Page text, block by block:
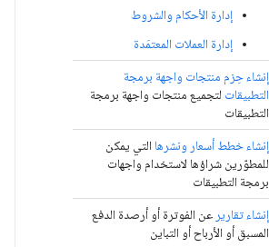
إدارة الأحكام والشروط
إدارة العملات المعتمَدة
إنشاء حِزم منتجات واجهة برمجة
التطبيقات لتجميع منتجات واجهة برمجة
التطبيقات
إنشاء خطط أسعار ونشرها التي يمكن
للمطوّرين شراؤها لاستخدام واجهات
برمجة التطبيقات
إنشاء تقارير عن الفوترة أو أرصدة الدفع
المسبق أو الأرباح أو التباين